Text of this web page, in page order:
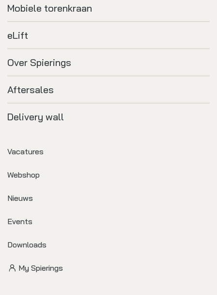
Mobiele torenkraan
eLift
Over Spierings
Aftersales
Delivery wall
Vacatures
Webshop
Nieuws
Events
Downloads
My Spierings